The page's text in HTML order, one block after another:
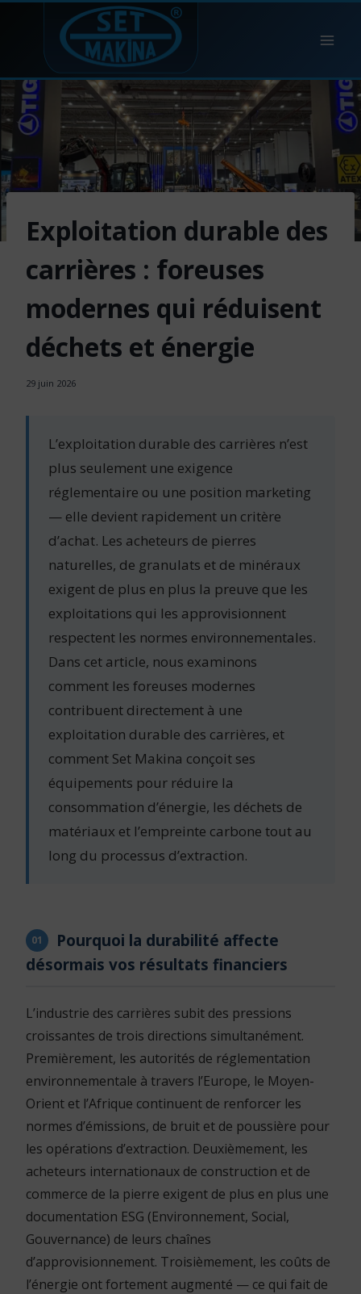
Skip
Exploitation durable des
carrières : foreuses
modernes qui réduisent
déchets et énergie
29 juin 2026
L’exploitation durable des carrières n’est
plus seulement une exigence
réglementaire ou une position marketing
— elle devient rapidement un critère
d’achat. Les acheteurs de pierres
naturelles, de granulats et de minéraux
exigent de plus en plus la preuve que les
exploitations qui les approvisionnent
respectent les normes environnementales.
Dans cet article, nous examinons
comment les foreuses modernes
contribuent directement à une
exploitation durable des carrières, et
comment Set Makina conçoit ses
équipements pour réduire la
consommation d’énergie, les déchets de
matériaux et l’empreinte carbone tout au
long du processus d’extraction.
01
Pourquoi la durabilité affecte
désormais vos résultats financiers
L’industrie des carrières subit des pressions
croissantes de trois directions simultanément.
Premièrement, les autorités de réglementation
environnementale à travers l’Europe, le Moyen-
Orient et l’Afrique continuent de renforcer les
normes d’émissions, de bruit et de poussière pour
les opérations d’extraction. Deuxièmement, les
acheteurs internationaux de construction et de
commerce de la pierre exigent de plus en plus une
documentation ESG (Environnement, Social,
Gouvernance) de leurs chaînes
d’approvisionnement. Troisièmement, les coûts de
l’énergie ont fortement augmenté — ce qui fait de